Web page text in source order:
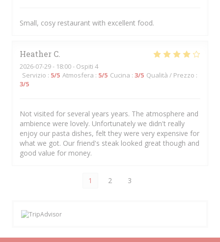
Small, cosy restaurant with excellent food.
Heather C
2026-07-29- 18:00 - Ospiti 4
Servizio : 5/5 Atmosfera : 5/5 Cucina : 3/5 Qualità / Prezzo :
3/5
Not visited for several years years. The atmosphere and
ambience were lovely. Unfortunately we didn't really
enjoy our pasta dishes, felt they were very expensive for
what we got. Our friend's steak looked great though and
good value for money.
1 2 3